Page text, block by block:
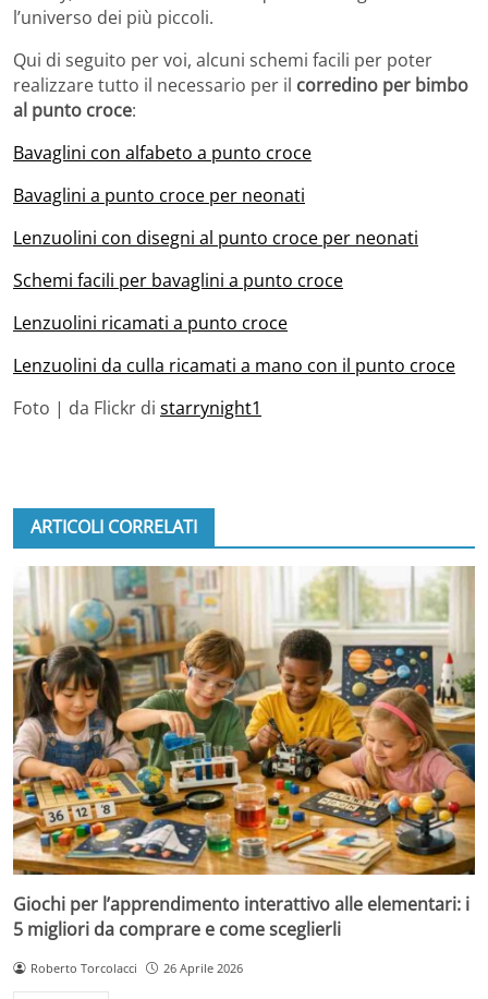
l’universo dei più piccoli.
Qui di seguito per voi, alcuni schemi facili per poter
realizzare tutto il necessario per il corredino per bimbo
al punto croce:
Bavaglini con alfabeto a punto croce
Bavaglini a punto croce per neonati
Lenzuolini con disegni al punto croce per neonati
Schemi facili per bavaglini a punto croce
Lenzuolini ricamati a punto croce
Lenzuolini da culla ricamati a mano con il punto croce
Foto | da Flickr di starrynight1
ARTICOLI CORRELATI
Giochi per l’apprendimento interattivo alle elementari: i
5 migliori da comprare e come sceglierli
Roberto Torcolacci 26 Aprile 2026